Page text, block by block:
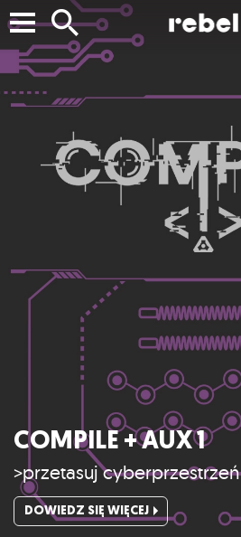
COMPILE + AUX 1
>przetasuj cyberprzestrzeń
DOWIEDZ SIĘ WIĘCEJ